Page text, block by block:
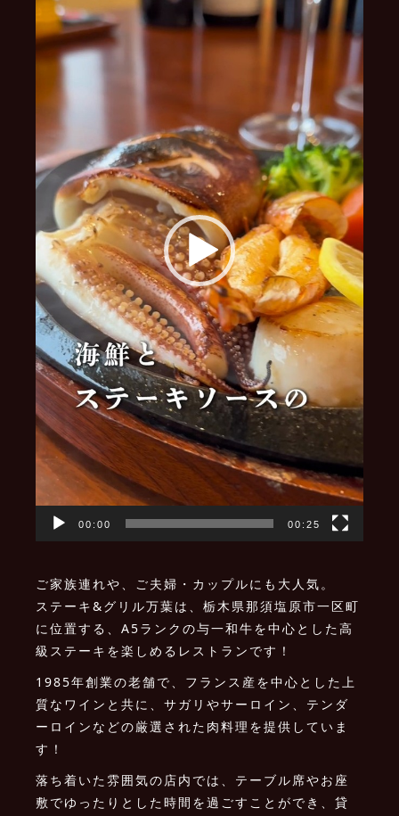
レ
ー
ー
00:00 00:25
ご家族連れや、ご夫婦・カップルにも大人気。
ステーキ&グリル万葉は、栃木県那須塩原市一区町
に位置する、A5ランクの与一和牛を中心とした高
級ステーキを楽しめるレストランです！
1985年創業の老舗で、フランス産を中心とした上
質なワインと共に、サガリやサーロイン、テンダ
ーロインなどの厳選された肉料理を提供していま
す！
落ち着いた雰囲気の店内では、テーブル席やお座
敷でゆったりとした時間を過ごすことができ、貸